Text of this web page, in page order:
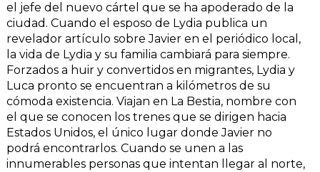
el jefe del nuevo cártel que se ha apoderado de la
ciudad. Cuando el esposo de Lydia publica un
revelador artículo sobre Javier en el periódico local,
la vida de Lydia y su familia cambiará para siempre.
Forzados a huir y convertidos en migrantes, Lydia y
Luca pronto se encuentran a kilómetros de su
cómoda existencia. Viajan en La Bestia, nombre con
el que se conocen los trenes que se dirigen hacia
Estados Unidos, el único lugar donde Javier no
podrá encontrarlos. Cuando se unen a las
innumerables personas que intentan llegar al norte,